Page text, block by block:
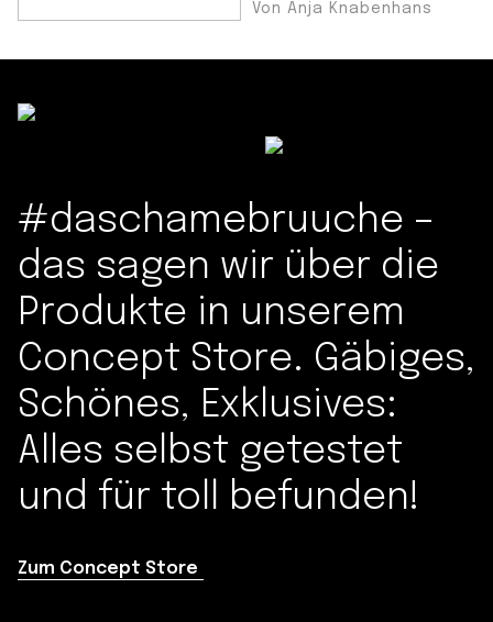
Von Anja Knabenhans
#daschamebruuche –
das sagen wir über die
Produkte in unserem
Concept Store. Gäbiges,
Schönes, Exklusives:
Alles selbst getestet
und für toll befunden!
Zum Concept Store